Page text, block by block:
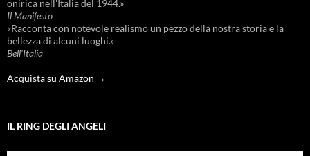
onirica nell'Italia del 1944.»
Il Manifesto
«Racconta con notevole realismo un pezzo della nostra storia e la
bellezza di alcuni luoghi.»
Bell'Italia
Acquista su Amazon →
IL RING DEGLI ANGELI